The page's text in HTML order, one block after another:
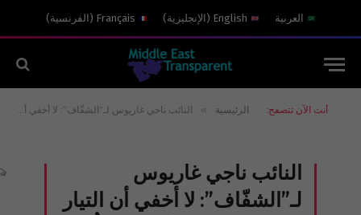
العربية English
( الإنجليزية)
Français
( الفرنسية)
أنت الآن تتصفح: الرئيسية » النائب ناجي غاريوس لـ”الشفّاف”: لا أخفي أن التيار الوطني الحر سجّل تراجعاُ بسبب الخلافات في صفوفه ونأمل ان يتحول التفاهم مع جنبلاط الى تحالف
النائب ناجي غاريوس
لـ”الشفّاف”: لا أخفي أن التيار